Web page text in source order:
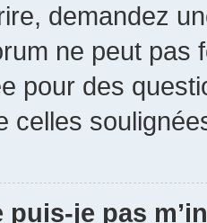
demandez
ne peut
pour des
celles
puis-je pas